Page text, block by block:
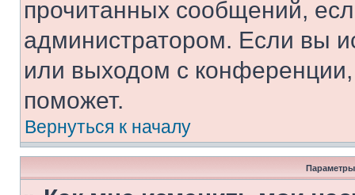
прочитанных сообщений,
администратором. Если вы
или выходом с
поможет.
Вернуться к началу
Параметры